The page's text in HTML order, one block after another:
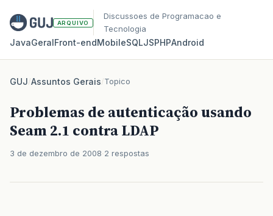
ARQUIVO
Discussoes de Programacao e
Tecnologia
JavaGeralFront‑endMobileSQLJSPHPAndroid
GUJ/Assuntos Gerais/Topico
Problemas de autenticação usando
Seam 2.1 contra LDAP
3 de dezembro de 2008 2 respostas